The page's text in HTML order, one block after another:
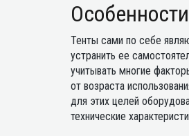
Тенты сами по себе
устранить ее
учитывать многие
от возраста
для этих целей
технические